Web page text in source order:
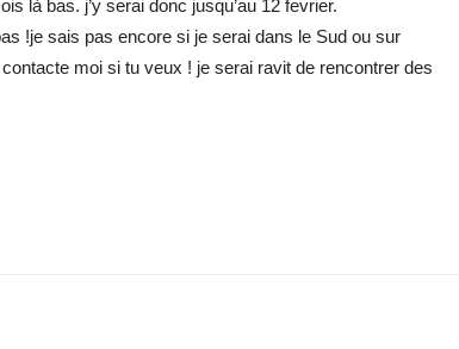
là bas. j’y serai donc jusqu’au 12 fevrier.
!je sais pas encore si je serai dans le Sud ou sur
moi si tu veux ! je serai ravit de rencontrer des